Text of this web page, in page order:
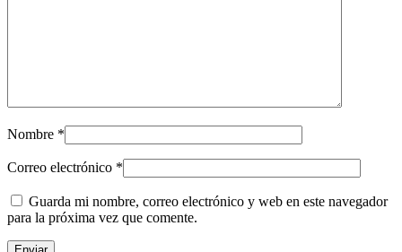
Nombre *
Correo electrónico *
Guarda mi nombre, correo electrónico y web en este navegador
para la próxima vez que comente.